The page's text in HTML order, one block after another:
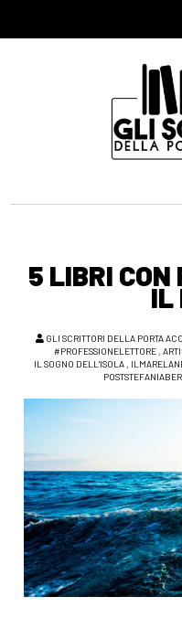
5 LIBRI CON
IL
GLI SCRITTORI DELLA PORTA
#PROFESSIONELETTORE,
IL SOGNO DELL'ISOLA ,